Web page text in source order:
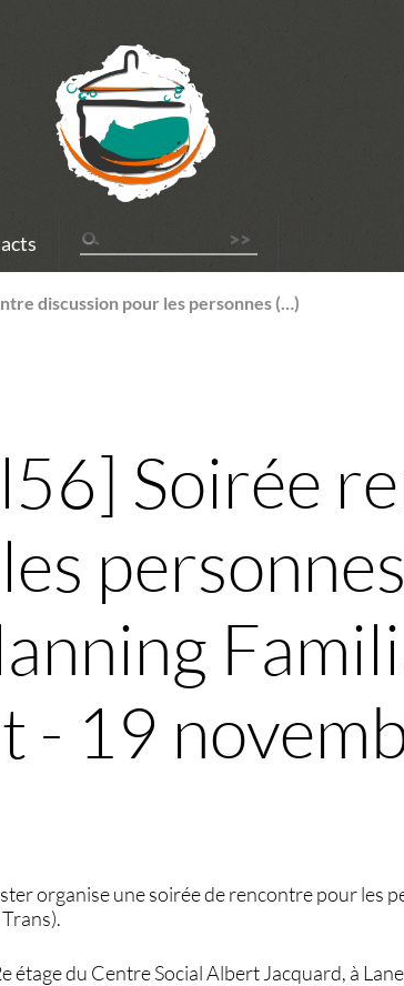
discussion pour les personnes (…)
Soirée
personnes
- 19
organise une soirée de rencontre pour les
étage du Centre Social Albert Jacquard, à